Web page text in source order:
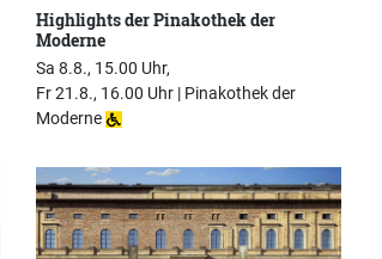
Highlights der Pinakothek der
Moderne
Sa 8.8., 15.00 Uhr,
Fr 21.8., 16.00 Uhr | Pinakothek der
Moderne